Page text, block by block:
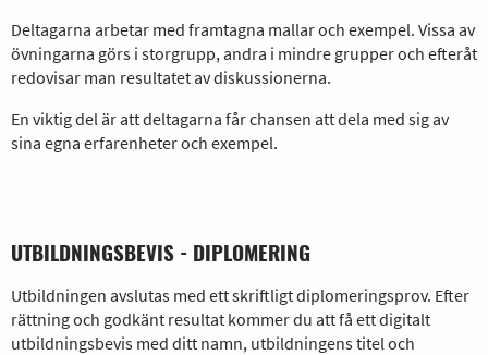
Deltagarna arbetar med framtagna mallar och exempel. Vissa av
övningarna görs i storgrupp, andra i mindre grupper och efteråt
redovisar man resultatet av diskussionerna.
En viktig del är att deltagarna får chansen att dela med sig av
sina egna erfarenheter och exempel.
UTBILDNINGSBEVIS - DIPLOMERING
Utbildningen avslutas med ett skriftligt diplomeringsprov. Efter
rättning och godkänt resultat kommer du att få ett digitalt
utbildningsbevis med ditt namn, utbildningens titel och